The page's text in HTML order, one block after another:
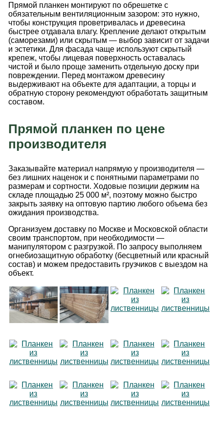
Прямой планкен монтируют по обрешетке с
обязательным вентиляционным зазором: это нужно,
чтобы конструкция проветривалась и древесина
быстрее отдавала влагу. Крепление делают открытым
(саморезами) или скрытым — выбор зависит от задачи
и эстетики. Для фасада чаще используют скрытый
крепеж, чтобы лицевая поверхность оставалась
чистой и было проще заменить отдельную доску при
повреждении. Перед монтажом древесину
выдерживают на объекте для адаптации, а торцы и
обратную сторону рекомендуют обработать защитным
составом.
Прямой планкен по цене
производителя
Заказывайте материал напрямую у производителя —
без лишних наценок и с понятными параметрами по
размерам и сортности. Ходовые позиции держим на
складе площадью 25 000 м², поэтому можно быстро
закрыть заявку на оптовую партию любого объема без
ожидания производства.
Организуем доставку по Москве и Московской области
своим транспортом, при необходимости —
манипулятором с разгрузкой. По запросу выполняем
огнебиозащитную обработку (бесцветный или красный
состав) и можем предоставить грузчиков с выездом на
объект.